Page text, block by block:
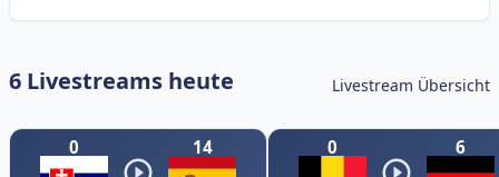
6 Livestreams heute Livestream Übersicht
0 14 0 6